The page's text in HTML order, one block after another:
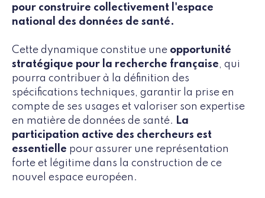
pour construire collectivement l'espace
national des données de santé.
Cette dynamique constitue une opportunité
stratégique pour la recherche française, qui
pourra contribuer à la définition des
spécifications techniques, garantir la prise en
compte de ses usages et valoriser son expertise
en matière de données de santé. La
participation active des chercheurs est
essentielle pour assurer une représentation
forte et légitime dans la construction de ce
nouvel espace européen.